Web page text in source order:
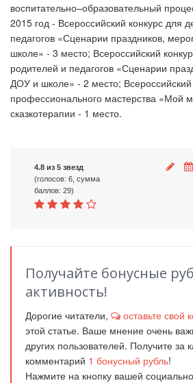
воспитательно–образовательный
2015 год - Всероссийский конкурс для
педагогов «Сценарии праздников,
школе» - 3 место; Всероссийский
родителей и педагогов «Сценарии
ДОУ и школе» - 2 место; Всероссийский
профессионального мастерства «Мой
сказкотерапии - 1 место.
4.8 из 5 звезд
(голосов: 6, сумма
баллов: 29)
Получайте бонусные
активность!
Дорогие читатели, оставьте свой
этой статье. Ваше мнение очень
других пользователей. Получите за
комментарий 1 бонусный рубль!
Нажмите на кнопку вашей